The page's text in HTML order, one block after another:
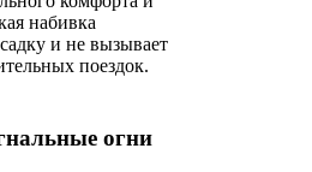
набивка
и не вызывает
поездок.
огни